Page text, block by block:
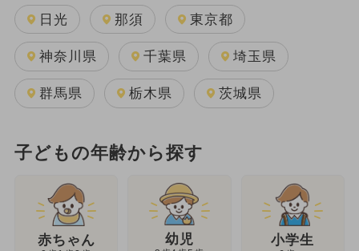
日光 那須 東京都
神奈川県 千葉県 埼玉県
群馬県 栃木県 茨城県
子どもの年齢から探す
赤ちゃん 幼児 小学生